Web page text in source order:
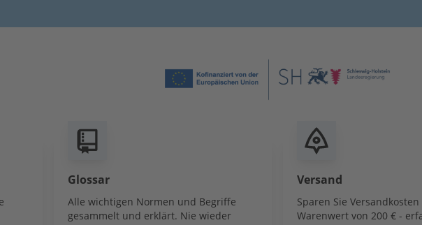
Glossar
Alle wichtigen Normen und Begriffe
gesammelt und erklärt. Nie wieder
Versand
Sparen Sie
Warenwert von 200 € -